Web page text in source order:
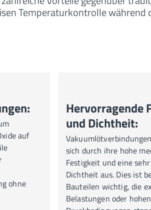
Temperaturkontrolle während
auf
ohne
Hervorragende
und Dichtheit:
sich durch ihre hohe
Festigkeit und eine
Dichtheit aus. Dies ist
Bauteilen wichtig, die
Belastungen oder hohen